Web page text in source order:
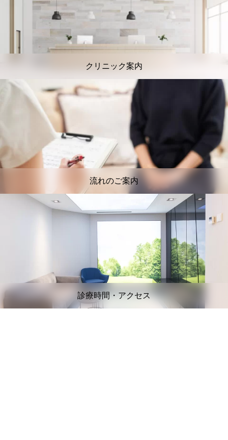
クリニック案内
流れのご案内
診療時間・アクセス